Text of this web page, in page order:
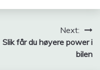
Next:
Slik får du høyere power i
bilen